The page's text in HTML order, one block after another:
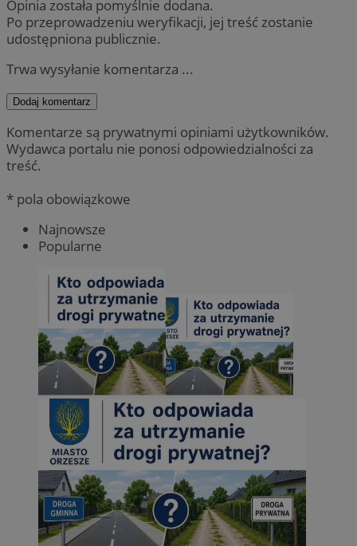
Opinia została pomyślnie dodana.
Po przeprowadzeniu weryfikacji, jej treść zostanie
udostępniona publicznie.
Trwa wysyłanie komentarza ...
Dodaj komentarz
Komentarze są prywatnymi opiniami użytkowników.
Wydawca portalu nie ponosi odpowiedzialności za
treść.
* pola obowiązkowe
Najnowsze
Popularne